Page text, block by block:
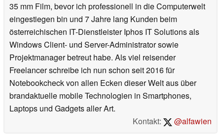
35 mm Film, bevor ich professionell in die Computerwelt
eingestiegen bin und 7 Jahre lang Kunden beim
österreichischen IT-Dienstleister Iphos IT Solutions als
Windows Client- und Server-Administrator sowie
Projektmanager betreut habe. Als viel reisender
Freelancer schreibe ich nun schon seit 2016 für
Notebookcheck von allen Ecken dieser Welt aus über
brandaktuelle mobile Technologien in Smartphones,
Laptops und Gadgets aller Art.
Kontakt:
@alfawien